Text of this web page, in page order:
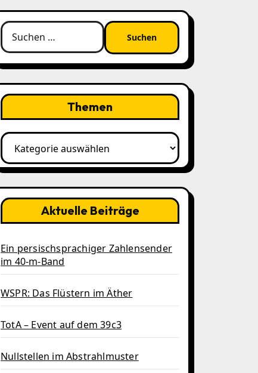
Suchen
nach:
Themen
Themen
Aktuelle Beiträge
Ein persischsprachiger Zahlensender
im 40‑m‑Band
WSPR: Das Flüstern im Äther
TotA – Event auf dem 39c3
Nullstellen im Abstrahlmuster